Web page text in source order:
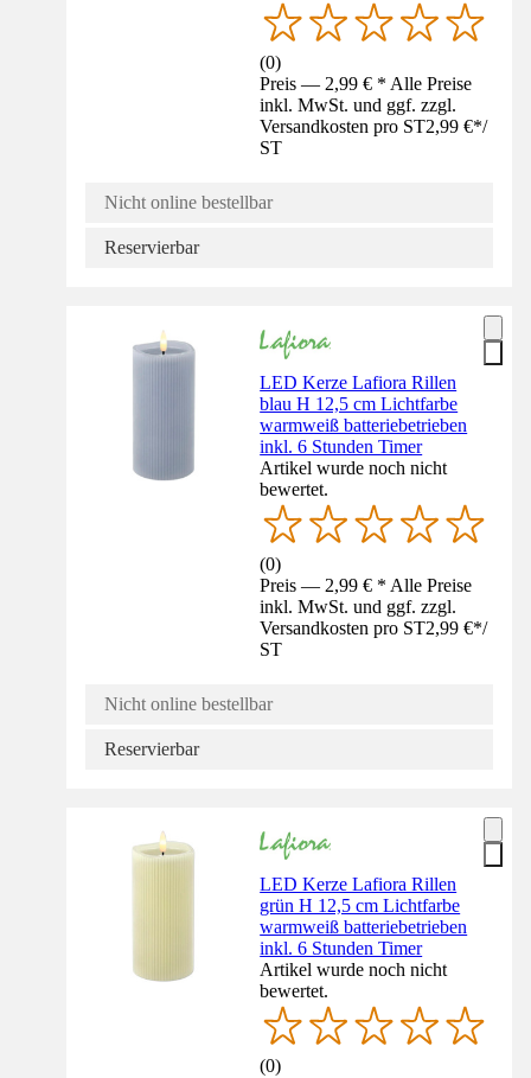
(0)
Preis — 2,99 € * Alle Preise
inkl. MwSt. und ggf. zzgl.
Versandkosten pro ST2,99 €*/
ST
Nicht online bestellbar
Reservierbar
LED Kerze Lafiora Rillen
blau H 12,5 cm Lichtfarbe
warmweiß batteriebetrieben
inkl. 6 Stunden Timer
Artikel wurde noch nicht
bewertet.
(0)
Preis — 2,99 € * Alle Preise
inkl. MwSt. und ggf. zzgl.
Versandkosten pro ST2,99 €*/
ST
Nicht online bestellbar
Reservierbar
LED Kerze Lafiora Rillen
grün H 12,5 cm Lichtfarbe
warmweiß batteriebetrieben
inkl. 6 Stunden Timer
Artikel wurde noch nicht
bewertet.
(0)